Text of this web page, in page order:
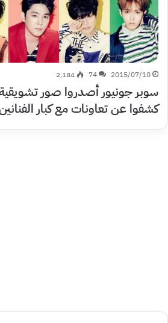
2015/07/10
74 2٬184
كشفوا عن تعاونات مع كبار